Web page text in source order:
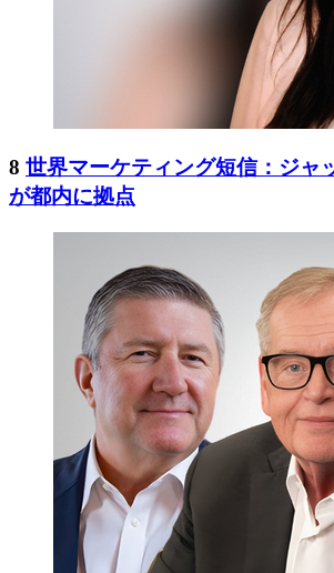
8 世界マーケティング短信：ジャ
が都内に拠点